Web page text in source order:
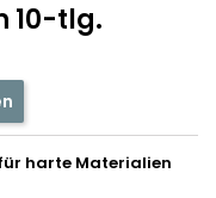
10-tlg.
harte Materialien